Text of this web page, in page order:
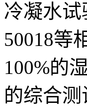
冷凝水试
50018等
100%的
的综合